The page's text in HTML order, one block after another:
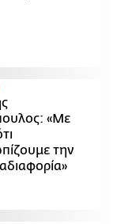
«Με
την